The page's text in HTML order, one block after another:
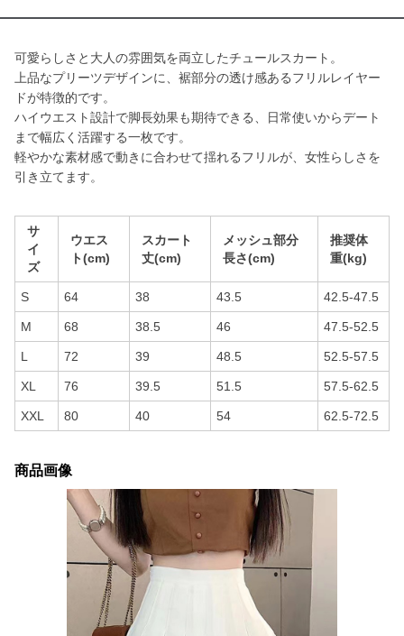
可愛らしさと大人の雰囲気を両立したチュールスカート。
上品なプリーツデザインに、裾部分の透け感あるフリルレイヤー
ドが特徴的です。
ハイウエスト設計で脚長効果も期待できる、日常使いからデート
まで幅広く活躍する一枚です。
軽やかな素材感で動きに合わせて揺れるフリルが、女性らしさを
引き立てます。
サ
イ
ズ
ウエス
ト(cm)
スカート
丈(cm)
メッシュ部分
長さ(cm)
推奨体
重(kg)
S 64 38 43.5 42.5-47.5
M 68 38.5 46 47.5-52.5
L 72 39 48.5 52.5-57.5
XL 76 39.5 51.5 57.5-62.5
XXL 80 40 54 62.5-72.5
商品画像